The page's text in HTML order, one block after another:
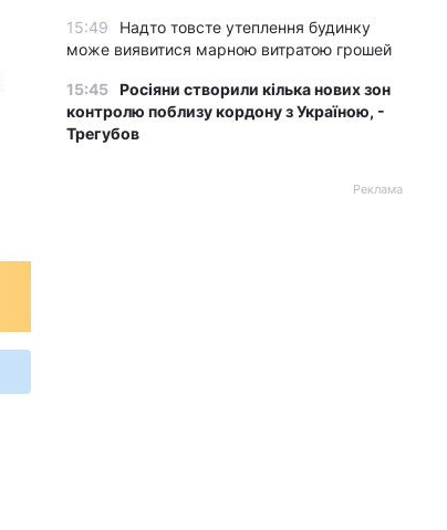
15:49
Надто товсте утеплення будинку
може виявитися марною витратою грошей
15:45 Росіяни створили кілька нових зон
контролю поблизу кордону з Україною, -
Трегубов
Реклама